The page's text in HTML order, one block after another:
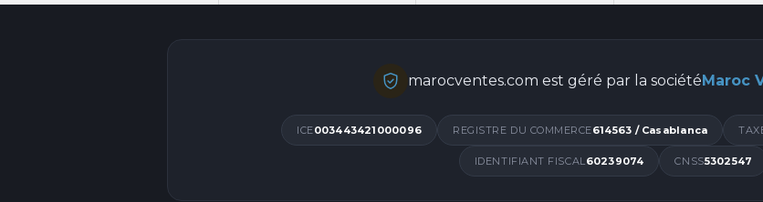
marocventes.com est géré par la sociétéMaroc
ICE003443421000096 REGISTRE DU COMMERCE614563 / Casablanca
IDENTIFIANT FISCAL 60239074 CNSS5302547